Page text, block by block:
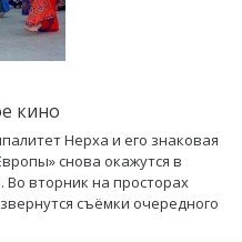
кино
Нерха и его знаковая
снова окажутся в
Во вторник на просторах
съёмки очередного